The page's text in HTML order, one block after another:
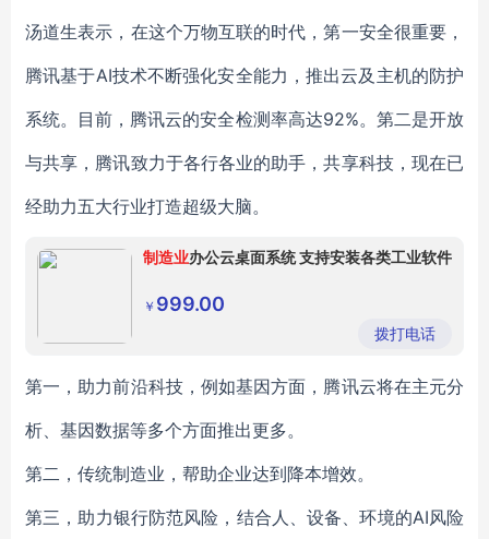
汤道生表示，在这个万物互联的时代，第一安全很重要，
腾讯基于AI技术不断强化安全能力，推出云及主机的防护
系统。目前，腾讯云的安全检测率高达92%。第二是开放
与共享，腾讯致力于各行各业的助手，共享科技，现在已
经助力五大行业打造超级大脑。
制造业办公云桌面系统 支持安装各类工业软件
￥ 999.00
拨打电话
第一，助力前沿科技，例如基因方面，腾讯云将在主元分
析、基因数据等多个方面推出更多。
第二，传统制造业，帮助企业达到降本增效。
第三，助力银行防范风险，结合人、设备、环境的AI风险